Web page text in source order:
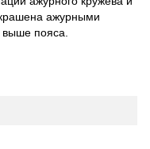
ажурными
пояса.